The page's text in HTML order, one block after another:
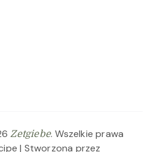
Zetgiebe. Wszelkie prawa
| Stworzona przez